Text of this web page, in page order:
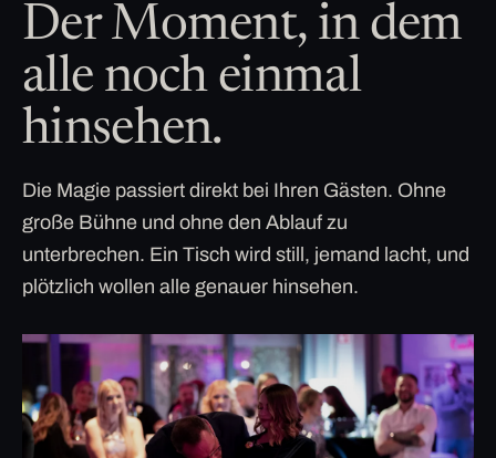
Der Moment, in dem
alle noch einmal
hinsehen.
Die Magie passiert direkt bei Ihren Gästen. Ohne
große Bühne und ohne den Ablauf zu
unterbrechen. Ein Tisch wird still, jemand lacht, und
plötzlich wollen alle genauer hinsehen.